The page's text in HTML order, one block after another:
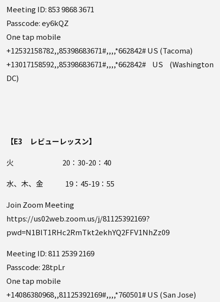
Meeting ID: 853 9868 3671
Passcode: ey6kQZ
One tap mobile
+12532158782,,85398683671#,,,,*662842# US (Tacoma)
+13017158592,,85398683671#,,,,*662842# US (Washington
DC)
【E3 レビューレッスン】
火 20：30-20：40
水、木、金 19：45-19：55
Join Zoom Meeting
https://us02web.zoom.us/j/81125392169?
pwd=N1BlT1RHc2RmTkt2ekhYQ2FFV1NhZz09
Meeting ID: 811 2539 2169
Passcode: 28tpLr
One tap mobile
+14086380968,,81125392169#,,,,*760501# US (San Jose)